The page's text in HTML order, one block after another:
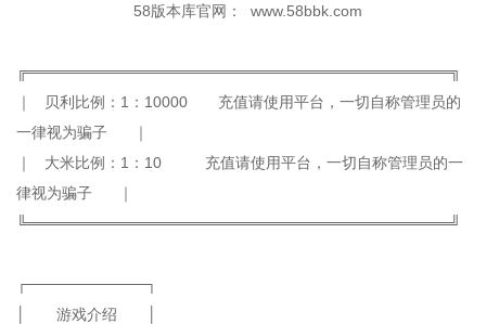
58版本库官网： www.58bbk.com
╔═══════════════════════════════════════╗
｜ 贝利比例：1：10000 充值请使用平台，一切自称管理员的
一律视为骗子 ｜
｜ 大米比例：1：10 充值请使用平台，一切自称管理员的一
律视为骗子 ｜
╚═══════════════════════════════════════╝
┌───────────┐
│ 游戏介绍 │